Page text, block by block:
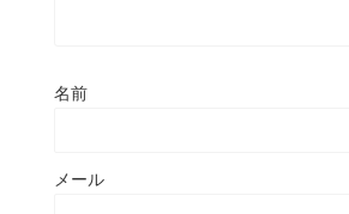
名前
メール